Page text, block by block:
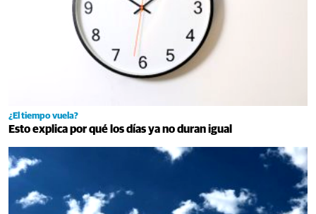
¿El tiempo vuela?
Esto explica por qué los días ya no duran igual